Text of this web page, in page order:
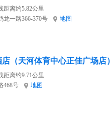
距离约5.82公里
龙一路366-370号 地图
（天河体育中心正佳广场店）
距离约9.71公里
468号 地图